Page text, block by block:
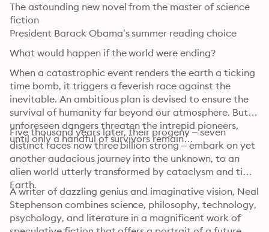
The astounding new novel from the master of science
fiction
President Barack Obama’s summer reading choice
What would happen if the world were ending?
When a catastrophic event renders the earth a ticking
time bomb, it triggers a feverish race against the
inevitable. An ambitious plan is devised to ensure the
survival of humanity far beyond our atmosphere. But
unforeseen dangers threaten the intrepid pioneers,
until only a handful of survivors remain…
Five thousand years later, their progeny – seven
distinct races now three billion strong – embark on yet
another audacious journey into the unknown, to an
alien world utterly transformed by cataclysm and time:
Earth.
A writer of dazzling genius and imaginative vision, Neal
Stephenson combines science, philosophy, technology,
psychology, and literature in a magnificent work of